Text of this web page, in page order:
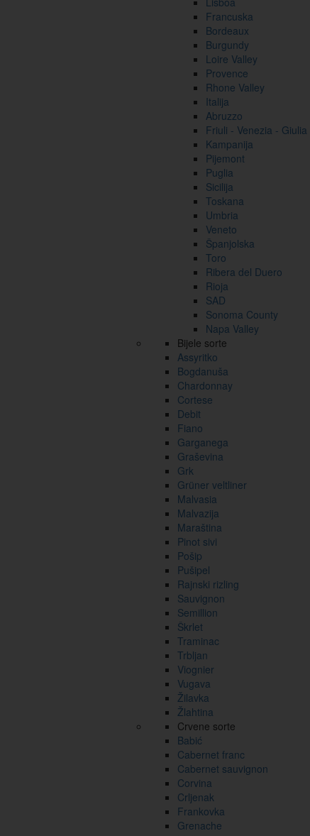
Francuska
Bordeaux
Burgundy
Loire Valley
Provence
Rhone Valley
Italija
Abruzzo
Friuli - Venezia - Giulia
Kampanija
Pijemont
Puglia
Sicilija
Toskana
Umbria
Veneto
Španjolska
Toro
Ribera del Duero
Rioja
SAD
Sonoma County
Napa Valley
Bijele sorte
Assyritko
Bogdanuša
Chardonnay
Cortese
Debit
Fiano
Garganega
Graševina
Grk
Grüner veltliner
Malvasia
Malvazija
Maraština
Pinot sivi
Pošip
Pušipel
Rajnski rizling
Sauvignon
Semillion
Škrlet
Traminac
Trbljan
Viognier
Vugava
Žilavka
Žlahtina
Crvene sorte
Babić
Cabernet franc
Cabernet sauvignon
Corvina
Crljenak
Frankovka
Grenache